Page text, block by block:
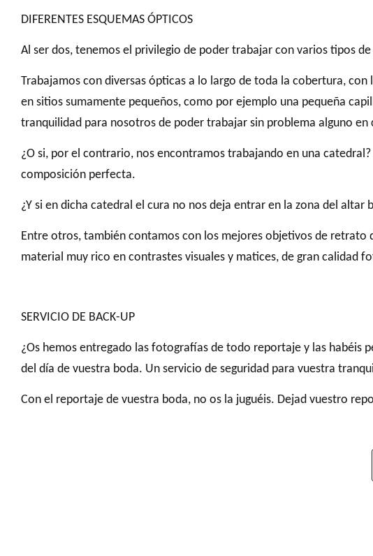
DIFERENTES ESQUEMAS ÓPTICOS
Al ser dos, tenemos el privilegio de poder trabajar con varios tipos
Trabajamos con diversas ópticas a lo largo de toda la cobertura,
en sitios sumamente pequeños, como por ejemplo una pequeña
tranquilidad para nosotros de poder trabajar sin problema alguno en
¿O si, por el contrario, nos encontramos trabajando en una
composición perfecta.
¿Y si en dicha catedral el cura no nos deja entrar en la zona del
Entre otros, también contamos con los mejores objetivos de retrato
material muy rico en contrastes visuales y matices, de gran calidad
SERVICIO DE BACK-UP
¿Os hemos entregado las fotografías de todo reportaje y las habéis
del día de vuestra boda. Un servicio de seguridad para vuestra
Con el reportaje de vuestra boda, no os la juguéis. Dejad vuestro